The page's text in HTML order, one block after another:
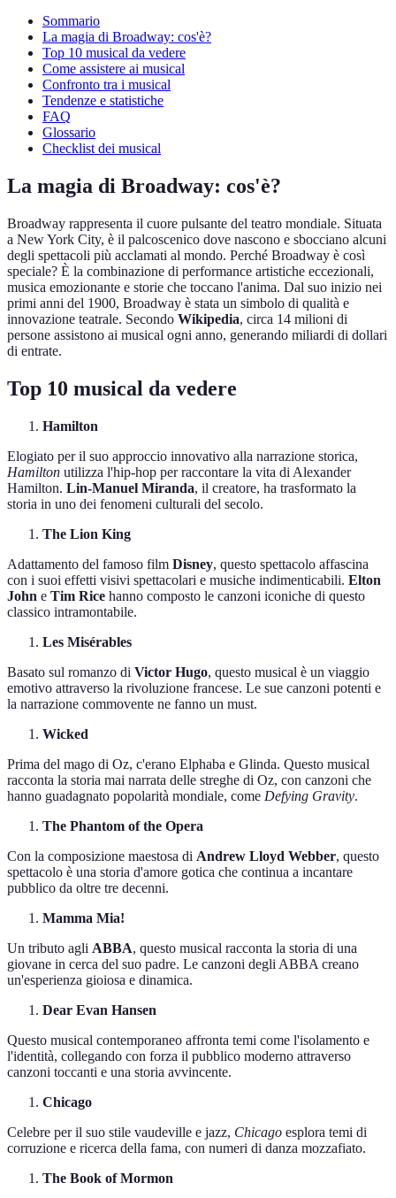
Sommario
La magia di Broadway: cos'è?
Top 10 musical da vedere
Come assistere ai musical
Confronto tra i musical
Tendenze e statistiche
FAQ
Glossario
Checklist dei musical
La magia di Broadway: cos'è?
Broadway rappresenta il cuore pulsante del teatro mondiale. Situata
a New York City, è il palcoscenico dove nascono e sbocciano alcuni
degli spettacoli più acclamati al mondo. Perché Broadway è così
speciale? È la combinazione di performance artistiche eccezionali,
musica emozionante e storie che toccano l'anima. Dal suo inizio nei
primi anni del 1900, Broadway è stata un simbolo di qualità e
innovazione teatrale. Secondo Wikipedia, circa 14 milioni di
persone assistono ai musical ogni anno, generando miliardi di dollari
di entrate.
Top 10 musical da vedere
Hamilton
Elogiato per il suo approccio innovativo alla narrazione storica,
Hamilton utilizza l'hip-hop per raccontare la vita di Alexander
Hamilton. Lin-Manuel Miranda, il creatore, ha trasformato la
storia in uno dei fenomeni culturali del secolo.
The Lion King
Adattamento del famoso film Disney, questo spettacolo affascina
con i suoi effetti visivi spettacolari e musiche indimenticabili. Elton
John e Tim Rice hanno composto le canzoni iconiche di questo
classico intramontabile.
Les Misérables
Basato sul romanzo di Victor Hugo, questo musical è un viaggio
emotivo attraverso la rivoluzione francese. Le sue canzoni potenti e
la narrazione commovente ne fanno un must.
Wicked
Prima del mago di Oz, c'erano Elphaba e Glinda. Questo musical
racconta la storia mai narrata delle streghe di Oz, con canzoni che
hanno guadagnato popolarità mondiale, come Defying Gravity.
The Phantom of the Opera
Con la composizione maestosa di Andrew Lloyd Webber, questo
spettacolo è una storia d'amore gotica che continua a incantare
pubblico da oltre tre decenni.
Mamma Mia!
Un tributo agli ABBA, questo musical racconta la storia di una
giovane in cerca del suo padre. Le canzoni degli ABBA creano
un'esperienza gioiosa e dinamica.
Dear Evan Hansen
Questo musical contemporaneo affronta temi come l'isolamento e
l'identità, collegando con forza il pubblico moderno attraverso
canzoni toccanti e una storia avvincente.
Chicago
Celebre per il suo stile vaudeville e jazz, Chicago esplora temi di
corruzione e ricerca della fama, con numeri di danza mozzafiato.
The Book of Mormon